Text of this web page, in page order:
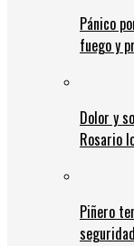
Pánico
fuego y
Dolor y
Rosario
Piñero